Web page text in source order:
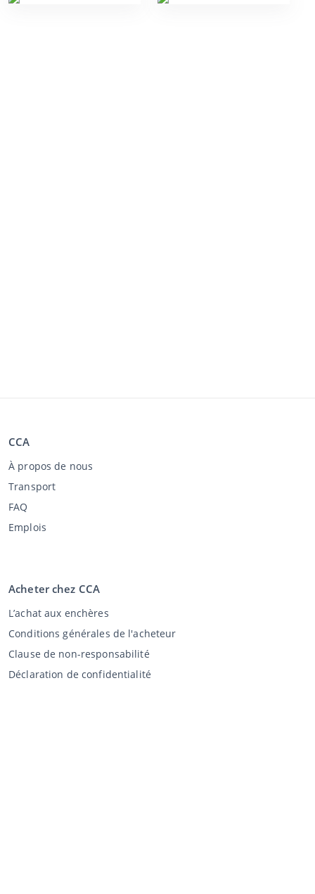
CCA
À propos de nous
Transport
FAQ
Emplois
Acheter chez CCA
L’achat aux enchères
Conditions générales de l'acheteur
Clause de non-responsabilité
Déclaration de confidentialité